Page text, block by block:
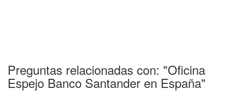
Preguntas relacionadas con: "Oficina
Espejo Banco Santander en España"